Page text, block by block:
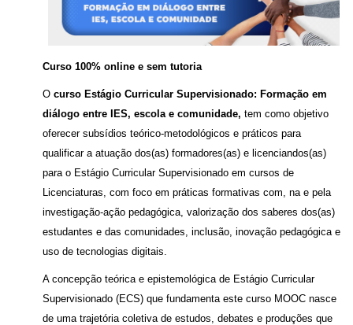
Curso 100% online e sem tutoria
O curso Estágio Curricular Supervisionado: Formação em
diálogo entre IES, escola e comunidade, tem como objetivo
oferecer subsídios teórico-metodológicos e práticos para
qualificar a atuação dos(as) formadores(as) e licenciandos(as)
para o Estágio Curricular Supervisionado em cursos de
Licenciaturas, com foco em práticas formativas com, na e pela
investigação-ação pedagógica, valorização dos saberes dos(as)
estudantes e das comunidades, inclusão, inovação pedagógica e
uso de tecnologias digitais.
A concepção teórica e epistemológica de Estágio Curricular
Supervisionado (ECS) que fundamenta este curso MOOC nasce
de uma trajetória coletiva de estudos, debates e produções que